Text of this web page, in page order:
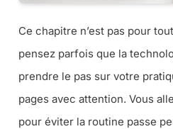
Ce chapitre n’est pas pour
pensez parfois que la
prendre le pas sur votre
pages avec attention. Vous
pour éviter la routine passe